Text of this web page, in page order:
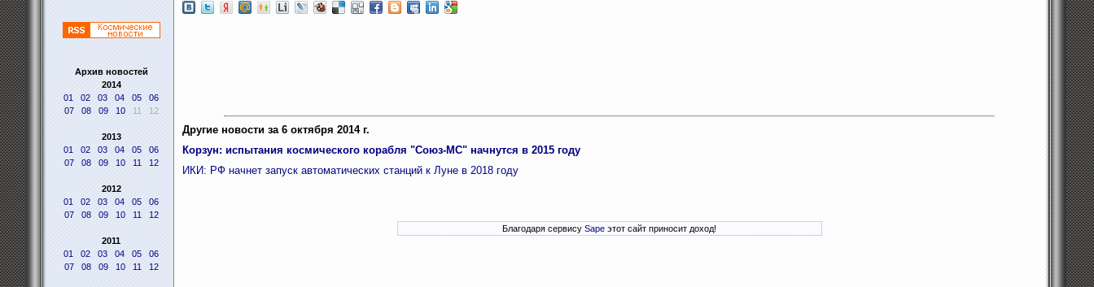
Архив новостей
2014
01
02 03 04 05
06
07
08 09 10 11 12
2013
01
02 03 04 05
06
07
08 09 10 11 12
2012
01
02 03 04 05
06
07
08 09 10 11 12
2011
01
02 03 04 05
06
07
08 09 10 11 12
Другие новости за 6 октября 2014 г.
Корзун: испытания космического корабля "Союз-МС" начнутся в 2015 году
ИКИ: РФ начнет запуск автоматических станций к Луне в 2018 году
Благодаря сервису Sape этот сайт приносит доход!